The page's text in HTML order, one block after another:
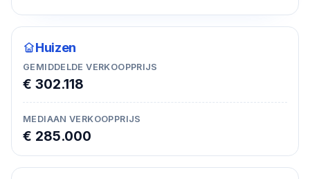
Huizen
GEMIDDELDE VERKOOPPRIJS
€ 302.118
MEDIAAN VERKOOPPRIJS
€ 285.000